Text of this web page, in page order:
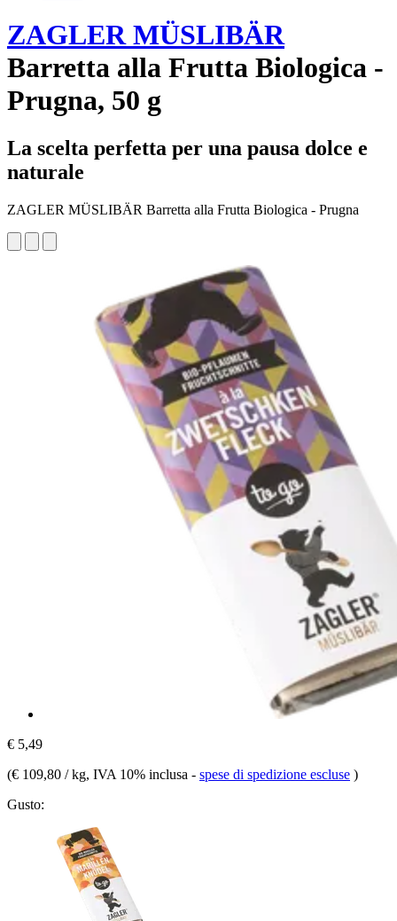
ZAGLER MÜSLIBÄR
Barretta alla Frutta Biologica -
Prugna, 50 g
La scelta perfetta per una pausa dolce e
naturale
ZAGLER MÜSLIBÄR Barretta alla Frutta Biologica - Prugna
€ 5,49
(€ 109,80 / kg, IVA 10% inclusa - spese di spedizione escluse )
Gusto: